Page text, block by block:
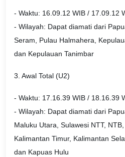
- Waktu: 16.09.12 WIB / 17.09.12
- Wilayah: Dapat diamati dari
Seram, Pulau Halmahera,
dan Kepulauan Tanimbar
3. Awal Total (U2)
- Waktu: 17.16.39 WIB / 18.16.39
- Wilayah: Dapat diamati dari
Maluku Utara, Sulawesi NTT,
Kalimantan Timur, Kalimantan
dan Kapuas Hulu